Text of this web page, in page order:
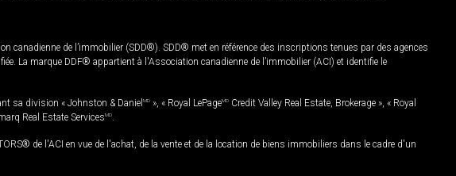
canadienne de l’immobilier (SDD®). SDD® met en référence des inscriptions tenues par des agences
La marque DDF® appartient à l'Association canadienne de l’immobilier (ACI) et identifie le
sa division « Johnston & Daniel MD », « Royal LePageMD Credit Valley Real Estate, Brokerage », « Royal
Real Estate ServicesMD
de l'ACI en vue de l'achat, de la vente et de la location de biens immobiliers dans le cadre d'un